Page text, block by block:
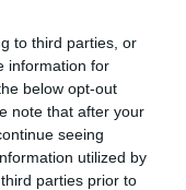
to third parties, or
information for
below opt-out
note that after your
seeing
utilized by
parties prior to